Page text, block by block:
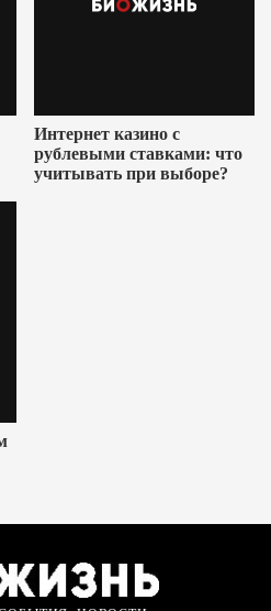
Интернет казино с
рублевыми ставками: что
учитывать при выборе?